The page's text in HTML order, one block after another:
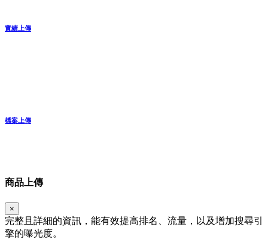
實績上傳
檔案上傳
商品上傳
×
完整且詳細的資訊，能有效提高排名、流量，以及增加搜尋引
擎的曝光度。